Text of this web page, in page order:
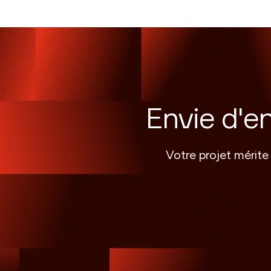
Envie
Votre projet mérite